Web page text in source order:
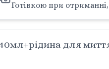
Готівкою при
для